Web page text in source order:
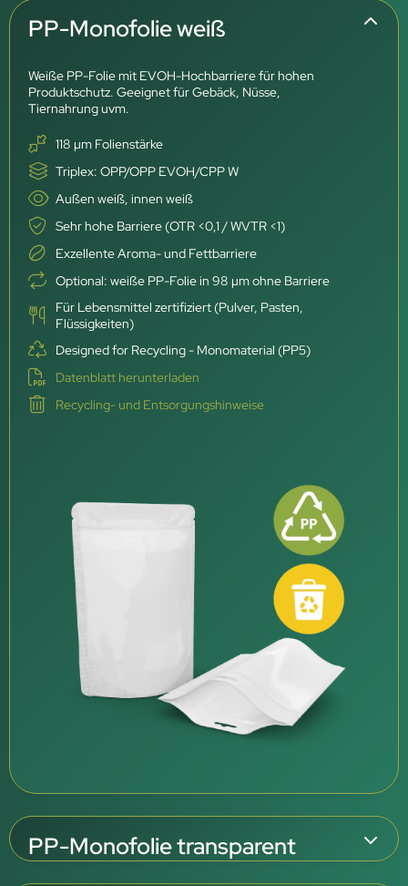
PP-Monofolie weiß
Weiße PP-Folie mit EVOH-Hochbarriere für hohen
Produktschutz. Geeignet für Gebäck, Nüsse,
Tiernahrung uvm.
118 µm Folienstärke
Triplex: OPP/OPP EVOH/CPP W
Außen weiß, innen weiß
Sehr hohe Barriere (OTR <0,1 / WVTR <1)
Exzellente Aroma- und Fettbarriere
Optional: weiße PP-Folie in 98 µm ohne Barriere
Für Lebensmittel zertifiziert (Pulver, Pasten,
Flüssigkeiten)
Designed for Recycling - Monomaterial (PP5)
Datenblatt herunterladen
Recycling- und Entsorgungshinweise
PP-Monofolie transparent